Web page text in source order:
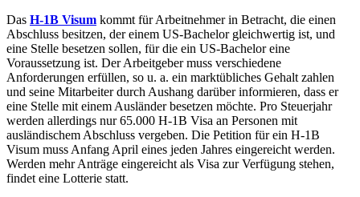
Das H-1B Visum kommt für Arbeitnehmer in Betracht, die einen
Abschluss besitzen, der einem US-Bachelor gleichwertig ist, und
eine Stelle besetzen sollen, für die ein US-Bachelor eine
Voraussetzung ist. Der Arbeitgeber muss verschiedene
Anforderungen erfüllen, so u. a. ein marktübliches Gehalt zahlen
und seine Mitarbeiter durch Aushang darüber informieren, dass er
eine Stelle mit einem Ausländer besetzen möchte. Pro Steuerjahr
werden allerdings nur 65.000 H-1B Visa an Personen mit
ausländischem Abschluss vergeben. Die Petition für ein H-1B
Visum muss Anfang April eines jeden Jahres eingereicht werden.
Werden mehr Anträge eingereicht als Visa zur Verfügung stehen,
findet eine Lotterie statt.